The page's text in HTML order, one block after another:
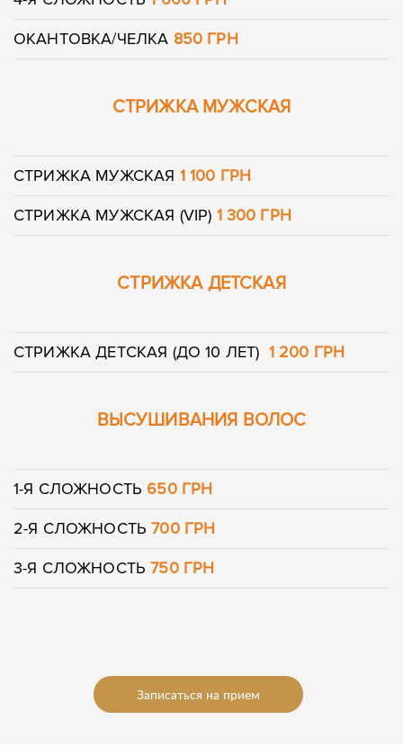
ОКАНТОВКА/ЧЕЛКА 850 ГРН
СТРИЖКА МУЖСКАЯ
СТРИЖКА МУЖСКАЯ 1 100 ГРН
СТРИЖКА МУЖСКАЯ (VIP) 1 300 ГРН
СТРИЖКА ДЕТСКАЯ
СТРИЖКА ДЕТСКАЯ (ДО 10 ЛЕТ) 1 200 ГРН
ВЫСУШИВАНИЯ ВОЛОС
1-Я СЛОЖНОСТЬ 650 ГРН
2-Я СЛОЖНОСТЬ 700 ГРН
3-Я СЛОЖНОСТЬ 750 ГРН
Записаться на прием